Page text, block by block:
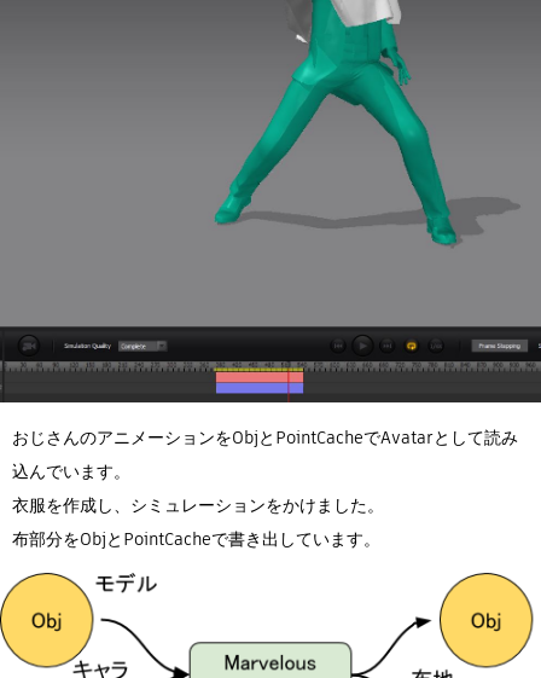
おじさんのアニメーションをObjとPointCacheでAvatarとして読み
込んでいます。
衣服を作成し、シミュレーションをかけました。
布部分をObjとPointCacheで書き出しています。